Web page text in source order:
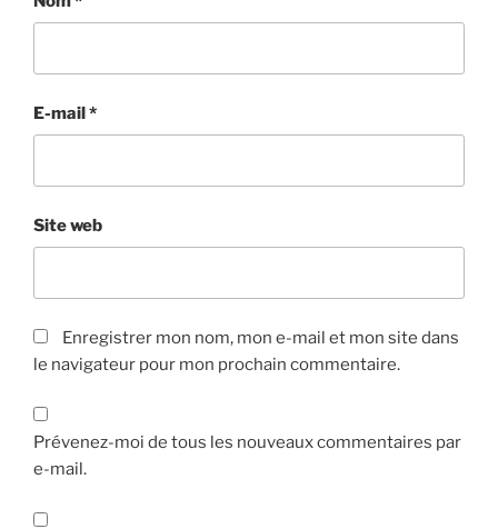
E-mail*
Site web
Enregistrer mon nom, mon e-mail et mon site dans
le navigateur pour mon prochain commentaire.
Prévenez-moi de tous les nouveaux commentaires par
e-mail.